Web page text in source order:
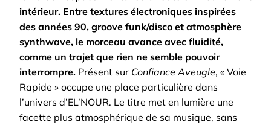
intérieur. Entre textures électroniques inspirées
des années 90, groove funk/disco et atmosphère
synthwave, le morceau avance avec fluidité,
comme un trajet que rien ne semble pouvoir
interrompre. Présent sur Confiance Aveugle, « Voie
Rapide » occupe une place particulière dans
l’univers d’EL’NOUR. Le titre met en lumière une
facette plus atmosphérique de sa musique, sans